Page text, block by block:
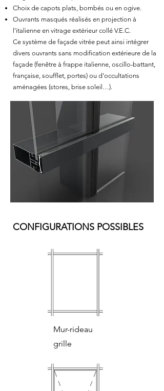
Choix de capots plats, bombés ou en ogive.
Ouvrants masqués réalisés en projection à
l’italienne en vitrage extérieur collé V.E.C.
Ce système de façade vitrée peut ainsi intégrer
divers ouvrants sans modification extérieure de la
façade (fenêtre à frappe italienne, oscillo-battant,
française, soufflet, portes) ou d’occultations
aménagées (stores, brise soleil…).
CONFIGURATIONS POSSIBLES
Mur-rideau
grille